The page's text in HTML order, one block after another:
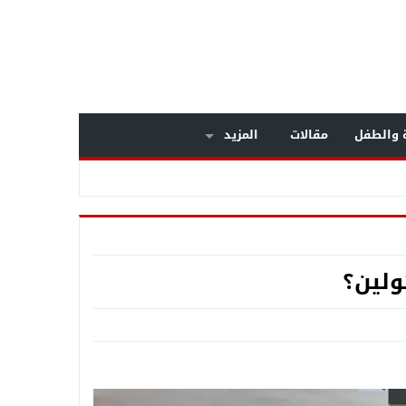
والطفل مقالات
المزيد
المنظومة الأمنيةة متجددة